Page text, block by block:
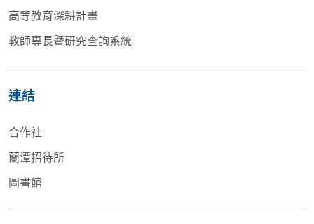
高等教育深耕計畫
教師專長暨研究查詢系統
連結
合作社
蘭潭招待所
圖書館